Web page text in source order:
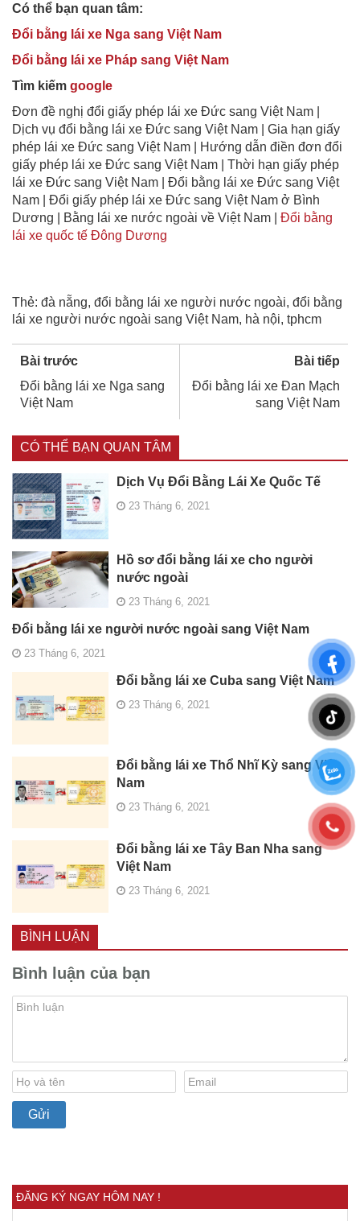
Có thể bạn quan tâm:
Đổi bằng lái xe Nga sang Việt Nam
Đổi bằng lái xe Pháp sang Việt Nam
Tìm kiếm google
Đơn đề nghị đổi giấy phép lái xe Đức sang Việt Nam |
Dịch vụ đổi bằng lái xe Đức sang Việt Nam | Gia hạn giấy
phép lái xe Đức sang Việt Nam | Hướng dẫn điền đơn đổi
giấy phép lái xe Đức sang Việt Nam | Thời hạn giấy phép
lái xe Đức sang Việt Nam | Đổi bằng lái xe Đức sang Việt
Nam | Đổi giấy phép lái xe Đức sang Việt Nam ở Bình
Dương | Bằng lái xe nước ngoài về Việt Nam | Đổi bằng
lái xe quốc tế Đông Dương
Thẻ: đà nẵng, đổi bằng lái xe người nước ngoài, đổi bằng
lái xe người nước ngoài sang Việt Nam, hà nội, tphcm
Bài trước
Đổi bằng lái xe Nga sang
Việt Nam
Bài tiếp
Đổi bằng lái xe Đan Mạch
sang Việt Nam
CÓ THỂ BẠN QUAN TÂM
Dịch Vụ Đổi Bằng Lái Xe Quốc Tế
23 Tháng 6, 2021
Hồ sơ đổi bằng lái xe cho người
nước ngoài
23 Tháng 6, 2021
Đổi bằng lái xe người nước ngoài sang Việt Nam
23 Tháng 6, 2021
Đổi bằng lái xe Cuba sang Việt Nam
23 Tháng 6, 2021
Đổi bằng lái xe Thổ Nhĩ Kỳ sang Việt
Nam
23 Tháng 6, 2021
Đổi bằng lái xe Tây Ban Nha sang
Việt Nam
23 Tháng 6, 2021
BÌNH LUẬN
Bình luận của bạn
ĐĂNG KÝ NGAY HÔM NAY !